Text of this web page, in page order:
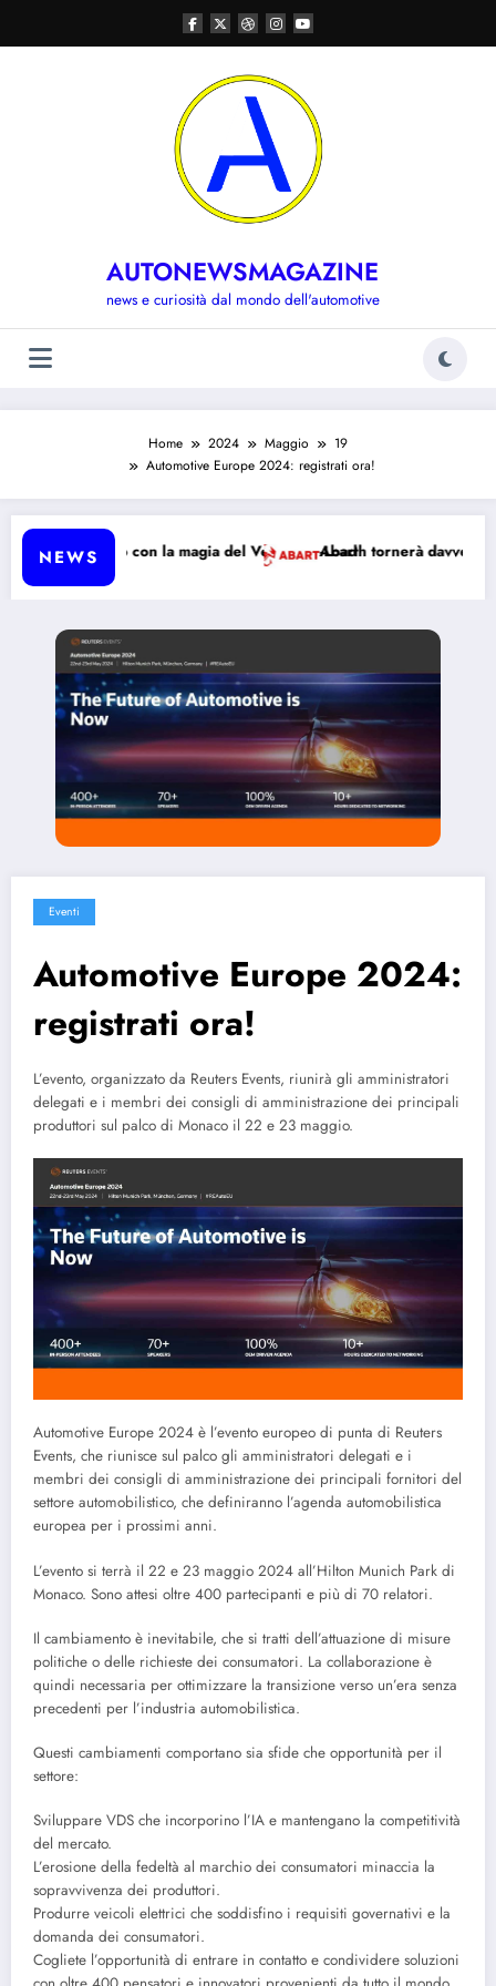
contenuto
AUTONEWSMAGAZINE
news e curiosità dal mondo dell'automotive
Home 2024 Maggio
19
Automotive Europe 2024: registrati ora!
NEWS
Milano con la magia del Vehicle-to-LoadAbarth tornerà davvero a
Eventi
Automotive Europe 2024:
registrati ora!
L’evento, organizzato da Reuters Events, riunirà gli amministratori
delegati e i membri dei consigli di amministrazione dei principali
produttori sul palco di Monaco il 22 e 23 maggio.
Automotive Europe 2024 è l’evento europeo di punta di Reuters
Events, che riunisce sul palco gli amministratori delegati e i
membri dei consigli di amministrazione dei principali fornitori del
settore automobilistico, che definiranno l’agenda automobilistica
europea per i prossimi anni.
L’evento si terrà il 22 e 23 maggio 2024 all’Hilton Munich Park di
Monaco. Sono attesi oltre 400 partecipanti e più di 70 relatori.
Il cambiamento è inevitabile, che si tratti dell’attuazione di misure
politiche o delle richieste dei consumatori. La collaborazione è
quindi necessaria per ottimizzare la transizione verso un’era senza
precedenti per l’industria automobilistica.
Questi cambiamenti comportano sia sfide che opportunità per il
settore:
Sviluppare VDS che incorporino l’IA e mantengano la competitività
del mercato.
L’erosione della fedeltà al marchio dei consumatori minaccia la
sopravvivenza dei produttori.
Produrre veicoli elettrici che soddisfino i requisiti governativi e la
domanda dei consumatori.
Cogliete l’opportunità di entrare in contatto e condividere soluzioni